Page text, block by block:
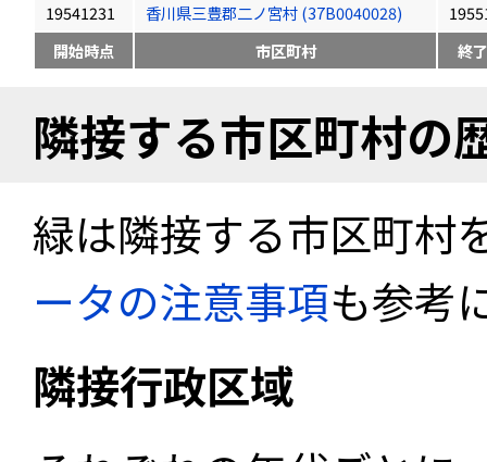
19541231
香川県三豊郡二ノ宮村 (37B0040028)
開始時点
市区町村 終
隣接する市区町村の
緑は隣接する市区町村
ータの注意事項も参考
隣接行政区域